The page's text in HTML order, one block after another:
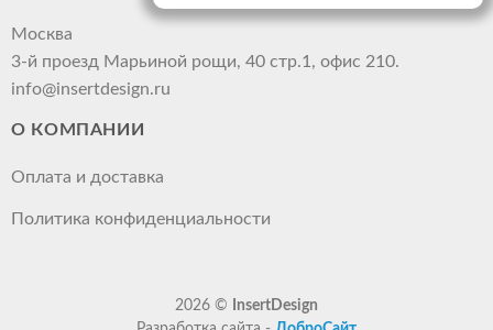
Москва
3-й проезд Марьиной рощи, 40 стр.1, офис 210.
info@insertdesign.ru
О КОМПАНИИ
Оплата и доставка
Политика конфиденциальности
2026 ©
InsertDesign